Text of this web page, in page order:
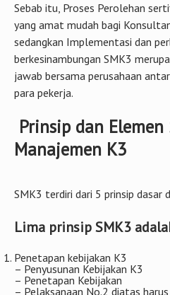
pengamanan, dll
Adanya dukungan dan komitmen
seluruh elemen dalam organisasi
terbaik
Semua elemen yang ada di
konsep serta implementasi
implementasi yang berlandaskan
Sebab itu, Proses Perolehan
berkesinambungan SMK3
para pekerja.
Prinsip dan Elemen